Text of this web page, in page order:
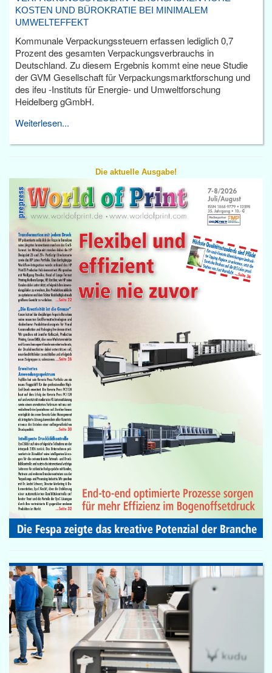
KOSTEN UND BÜROKRATIE BEI MINIMALEM
UMWELTEFFEKT
Kommunale Verpackungssteuern erfassen lediglich 0,7
Prozent des gesamten Verpackungsverbrauchs in
Deutschland. Zu diesem Ergebnis kommt eine neue Studie
der GVM Gesellschaft für Verpackungsmarktforschung und
des ifeu -Instituts für Energie- und Umweltforschung
Heidelberg gGmbH.
Weiterlesen...
Die aktuelle Ausgabe!